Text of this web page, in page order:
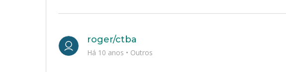
roger/ctba
Há 10 anos • Outros